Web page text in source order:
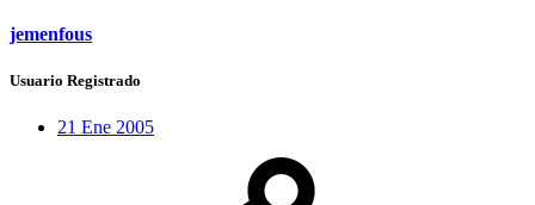
jemenfous
Usuario Registrado
21 Ene 2005